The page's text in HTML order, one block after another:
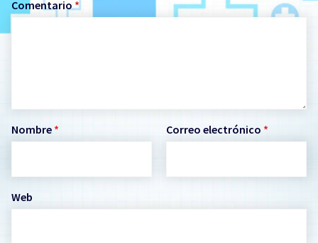
Comentario*
Nombre * Correo electrónico *
Web